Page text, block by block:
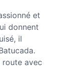
et
donnent
il
avec